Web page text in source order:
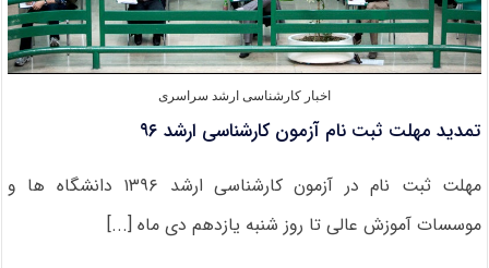
اخبار کارشناسی ارشد سراسری
تمدید مهلت ثبت نام آزمون کارشناسی ارشد ۹۶
مهلت ثبت نام در آزمون کارشناسی ارشد ۱۳۹۶ دانشگاه ها و
موسسات آموزش عالی تا روز شنبه یازدهم دی ماه [...]